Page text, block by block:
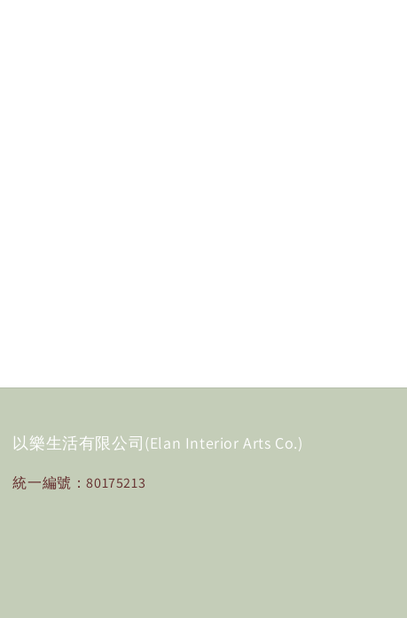
以樂生活有限公司(Elan Interior Arts Co.)
統一編號：80175213